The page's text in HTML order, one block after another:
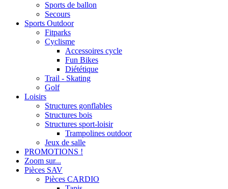
Sports de ballon
Secours
Sports Outdoor
Fitparks
Cyclisme
Accessoires cycle
Fun Bikes
Diététique
Trail - Skating
Golf
Loisirs
Structures gonflables
Structures bois
Structures sport-loisir
Trampolines outdoor
Jeux de salle
PROMOTIONS !
Zoom sur...
Pièces SAV
Pièces CARDIO